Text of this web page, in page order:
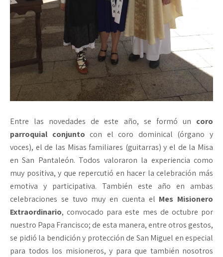
Entre las novedades de este año, se formó un coro
parroquial conjunto con el coro dominical (órgano y
voces), el de las Misas familiares (guitarras) y el de la Misa
en San Pantaleón. Todos valoraron la experiencia como
muy positiva, y que repercutió en hacer la celebración más
emotiva y participativa. También este año en ambas
celebraciones se tuvo muy en cuenta el Mes Misionero
Extraordinario, convocado para este mes de octubre por
nuestro Papa Francisco; de esta manera, entre otros gestos,
se pidió la bendición y protección de San Miguel en especial
para todos los misioneros, y para que también nosotros